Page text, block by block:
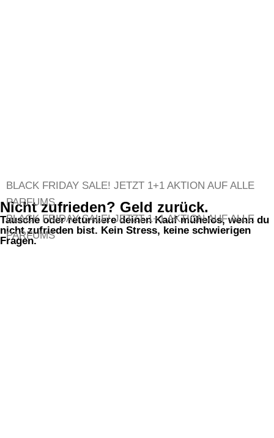
BLACK FRIDAY SALE! JETZT 1+1 AKTION AUF ALLE
PARFUMS
BLACK FRIDAY SALE!JETZT 1+1 AKTION AUF ALLE
PARFUMS
Nicht zufrieden? Geld zurück.
Tausche oder returniere deinen Kauf mühelos, wenn du
nicht zufrieden bist. Kein Stress, keine schwierigen
Fragen.